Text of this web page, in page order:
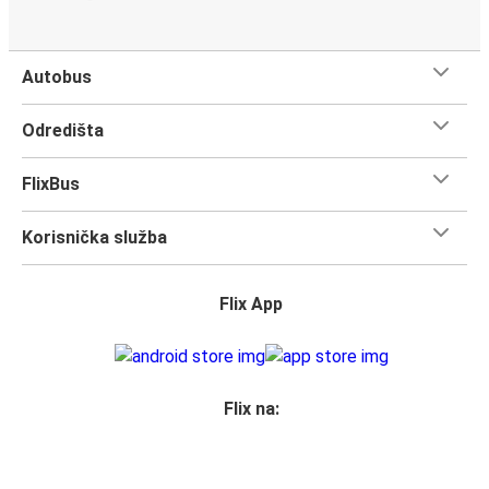
dobro opremimo za tvoje putovanje, kako bismo ga učinili
Dolazak u Brindisi
Počni planirati svoje putovanje u grad Brindisi sada. Prvi
Brindisi je jedan od najbolje povezanih gradova, tako da ti
autobusnih stanica na kojima se nalazi FlixBus Brindisi, i
Iskoristi svaki trenutak dok posjećuješ znamenitosti u
FlixBus i kreneš u otkrivanje!
Autobus
Odredišta
FlixBus
Korisnička služba
Flix App
Flix na: